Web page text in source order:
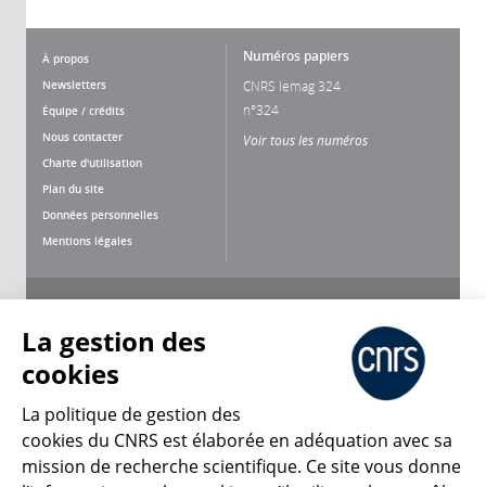
À propos
Newsletters
Équipe / crédits
Nous contacter
Charte d'utilisation
Plan du site
Données personnelles
Mentions légales
Numéros papiers
CNRS lemag 324
n°324
Voir tous les numéros
CNRS Le Mag
La gestion des
cookies
La politique de gestion des
cookies du CNRS est élaborée en adéquation avec sa
mission de recherche scientifique. Ce site vous donne